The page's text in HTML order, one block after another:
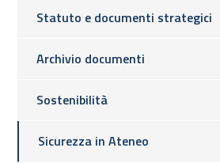
Statuto e documenti strategici
Archivio documenti
Sostenibilità
Sicurezza in Ateneo